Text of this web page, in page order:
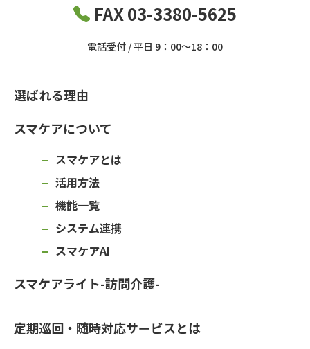
FAX 03-3380-5625
電話受付 / 平日 9：00～18：00
選ばれる理由
スマケアについて
スマケアとは
活用方法
機能一覧
システム連携
スマケアAI
スマケアライト-訪問介護-
定期巡回・随時対応サービスとは